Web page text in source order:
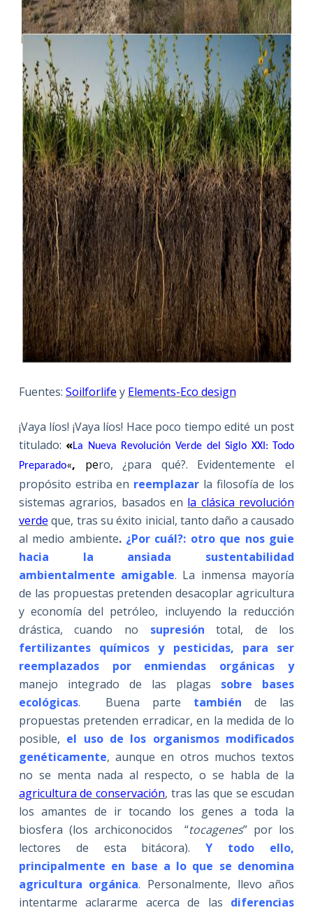
Fuentes: Soilforlife y Elements-Eco design
¡Vaya líos! ¡Vaya líos! Hace poco tiempo edité un post
titulado: «La Nueva Revolución Verde del Siglo XXI: Todo
Preparado«, pero, ¿para qué?. Evidentemente el
propósito estriba en reemplazar la filosofía de los
sistemas agrarios, basados en la clásica revolución
verde que, tras su éxito inicial, tanto daño a causado
al medio ambiente. ¿Por cuál?: otro que nos guie
hacia la ansiada sustentabilidad
ambientalmente amigable. La inmensa mayoría
de las propuestas pretenden desacoplar agricultura
y economía del petróleo, incluyendo la reducción
drástica, cuando no supresión total, de los
fertilizantes químicos y pesticidas, para ser
reemplazados por enmiendas orgánicas y
manejo integrado de las plagas sobre bases
ecológicas. Buena parte también
de las
propuestas pretenden erradicar, en la medida de lo
posible, el uso de los organismos modificados
genéticamente, aunque en otros muchos textos
no se menta nada al respecto, o se habla de la
agricultura de conservación, tras las que se escudan
los amantes de ir tocando los genes a toda la
biosfera (los archiconocidos “tocagenes” por los
lectores de esta bitácora).Y todo ello,
principalmente en base a lo que se denomina
agricultura orgánica. Personalmente, llevo años
intentarme aclararme acerca de las diferencias